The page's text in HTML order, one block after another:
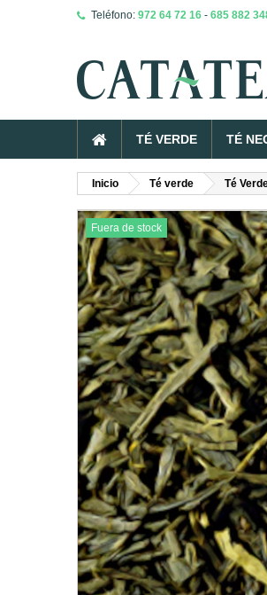
Teléfono: 972 64 72 16 - 685 882
TÉ VERDE TÉ
Inicio Té verde Té
Fuera de stock